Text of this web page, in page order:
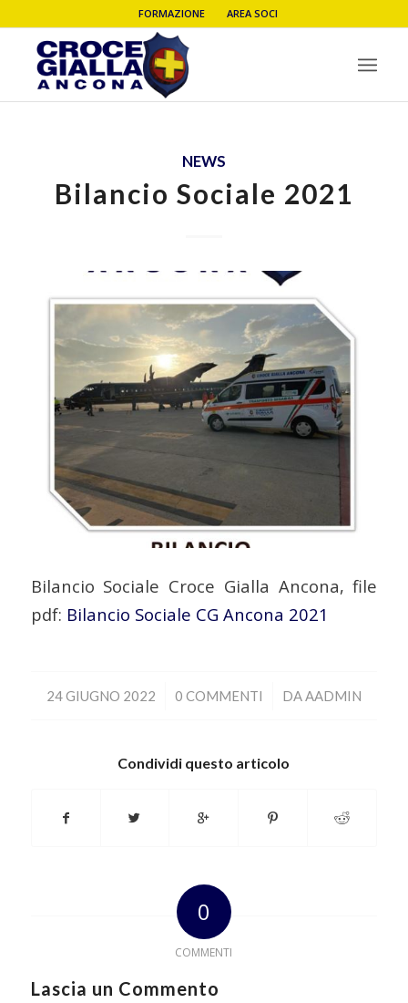
FORMAZIONE AREA SOCI
NEWS
Bilancio Sociale 2021
Bilancio Sociale Croce Gialla Ancona, file
pdf: Bilancio Sociale CG Ancona 2021
24 GIUGNO 2022
/ 0 COMMENTI
/ DAAADMIN
Condividi questo articolo
0
COMMENTI
Lascia un Commento